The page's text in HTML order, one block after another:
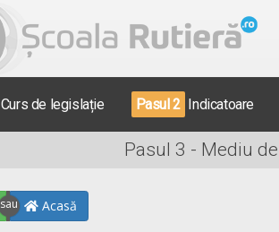
Curs de legislație Pasul 2 Indicatoare
Pasul 3 - Mediu
Acasă